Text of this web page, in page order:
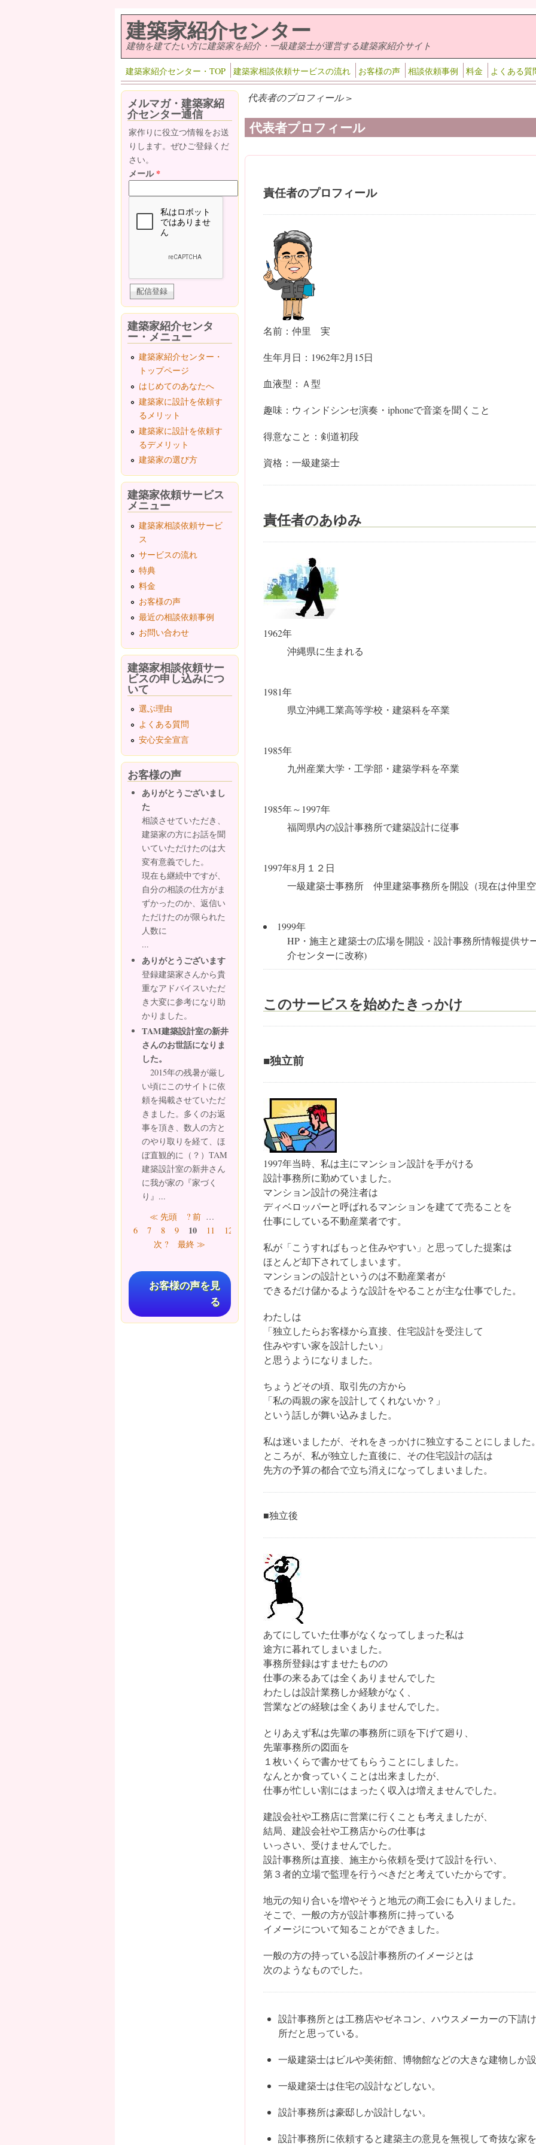
建築家紹介センター
建物を建てたい方に建築家を紹介・一級建築士が運営する建築家紹介サイト
建築家紹介センター・TOP 建築家相談依頼サービスの流れ お客様の声 相談依頼事例 料金 よくある質
代表者のプロフィール >
代表者プロフィール
責任者のプロフィール
名前：仲里 実
生年月日：1962年2月15日
血液型：Ａ型
趣味：ウィンドシンセ演奏・iphoneで音楽を聞くこと
得意なこと：剣道初段
資格：一級建築士
責任者のあゆみ
1962年
沖縄県に生まれる
1981年
県立沖縄工業高等学校・建築科を卒業
1985年
九州産業大学・工学部・建築学科を卒業
1985年～1997年
福岡県内の設計事務所で建築設計に従事
1997年8月１２日
一級建築士事務所 仲里建築事務所を開設（現在は仲里
1999年
HP・施主と建築士の広場を開設・設計事務所情報提供サ
介センターに改称)
このサービスを始めたきっかけ
■独立前
1997年当時、私は主にマンション設計を手がける
設計事務所に勤めていました。
マンション設計の発注者は
ディベロッパーと呼ばれるマンションを建てて売ることを
仕事にしている不動産業者です。
私が「こうすればもっと住みやすい」と思ってした提案は
ほとんど却下されてしまいます。
マンションの設計というのは不動産業者が
できるだけ儲かるような設計をやることが主な仕事でした。
わたしは
「独立したらお客様から直接、住宅設計を受注して
住みやすい家を設計したい」
と思うようになりました。
ちょうどその頃、取引先の方から
「私の両親の家を設計してくれないか？」
という話しが舞い込みました。
私は迷いましたが、それをきっかけに独立することにしました
ところが、私が独立した直後に、その住宅設計の話は
先方の予算の都合で立ち消えになってしまいました。
■独立後
あてにしていた仕事がなくなってしまった私は
途方に暮れてしまいました。
事務所登録はすませたものの
仕事の来るあては全くありませんでした
わたしは設計業務しか経験がなく、
営業などの経験は全くありませんでした。
とりあえず私は先輩の事務所に頭を下げて廻り、
先輩事務所の図面を
１枚いくらで書かせてもらうことにしました。
なんとか食っていくことは出来ましたが、
仕事が忙しい割にはまったく収入は増えませんでした。
建設会社や工務店に営業に行くことも考えましたが、
結局、建設会社や工務店からの仕事は
いっさい、受けませんでした。
設計事務所は直接、施主から依頼を受けて設計を行い、
第３者的立場で監理を行うべきだと考えていたからです。
地元の知り合いを増やそうと地元の商工会にも入りました。
そこで、一般の方が設計事務所に持っている
イメージについて知ることができました。
一般の方の持っている設計事務所のイメージとは
次のようなものでした。
設計事務所とは工務店やゼネコン、ハウスメーカーの下請
所だと思っている。
一級建築士はビルや美術館、博物館などの大きな建物しか
一級建築士は住宅の設計などしない。
設計事務所は豪邸しか設計しない。
設計事務所に依頼すると建築主の意見を無視して奇抜な家
メルマガ・建築家紹
介センター通信
家作りに役立つ情報をお送
りします。ぜひご登録くだ
さい。
メール*
建築家紹介センタ
ー・メニュー
建築家紹介センター・
トップページ
はじめてのあなたへ
建築家に設計を依頼す
るメリット
建築家に設計を依頼す
るデメリット
建築家の選び方
建築家依頼サービス
メニュー
建築家相談依頼サービ
ス
サービスの流れ
特典
料金
お客様の声
最近の相談依頼事例
お問い合わせ
建築家相談依頼サー
ビスの申し込みにつ
いて
選ぶ理由
よくある質問
安心安全宣言
お客様の声
ありがとうございまし
た
相談させていただき、
建築家の方にお話を聞
いていただけたのは大
変有意義でした。
現在も継続中ですが、
自分の相談の仕方がま
ずかったのか、返信い
ただけたのが限られた
人数に
...
ありがとうございます
登録建築家さんから貴
重なアドバイスいただ
き大変に参考になり助
かりました。
TAM建築設計室の新井
さんのお世話になりま
した。
2015年の残暑が厳し
い頃にこのサイトに依
頼を掲載させていただ
きました。多くのお返
事を頂き、数人の方と
のやり取りを経て、ほ
ぼ直観的に（？）TAM
建築設計室の新井さん
に我が家の『家づく
り』...
ページ≪ 先頭 ? 前 …
6
7 8 9 10 11 12
次 ?
最終 ≫
お客様の声を見
る